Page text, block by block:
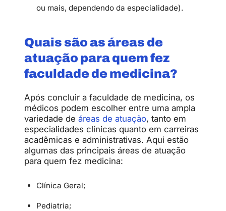
ou mais, dependendo da especialidade).
Quais são as áreas de
atuação para quem fez
faculdade de medicina?
Após concluir a faculdade de medicina, os
médicos podem escolher entre uma ampla
variedade de áreas de atuação, tanto em
especialidades clínicas quanto em carreiras
acadêmicas e administrativas. Aqui estão
algumas das principais áreas de atuação
para quem fez medicina:
Clínica Geral;
Pediatria;